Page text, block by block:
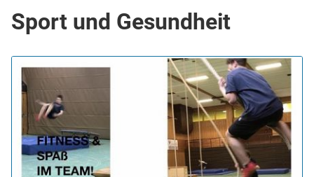
Sport und Gesundheit